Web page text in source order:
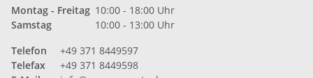
Montag - Freitag 10:00 - 18:00 Uhr
Samstag
10:00 - 13:00 Uhr
Telefon
+49 371 8449597
Telefax
+49 371 8449598